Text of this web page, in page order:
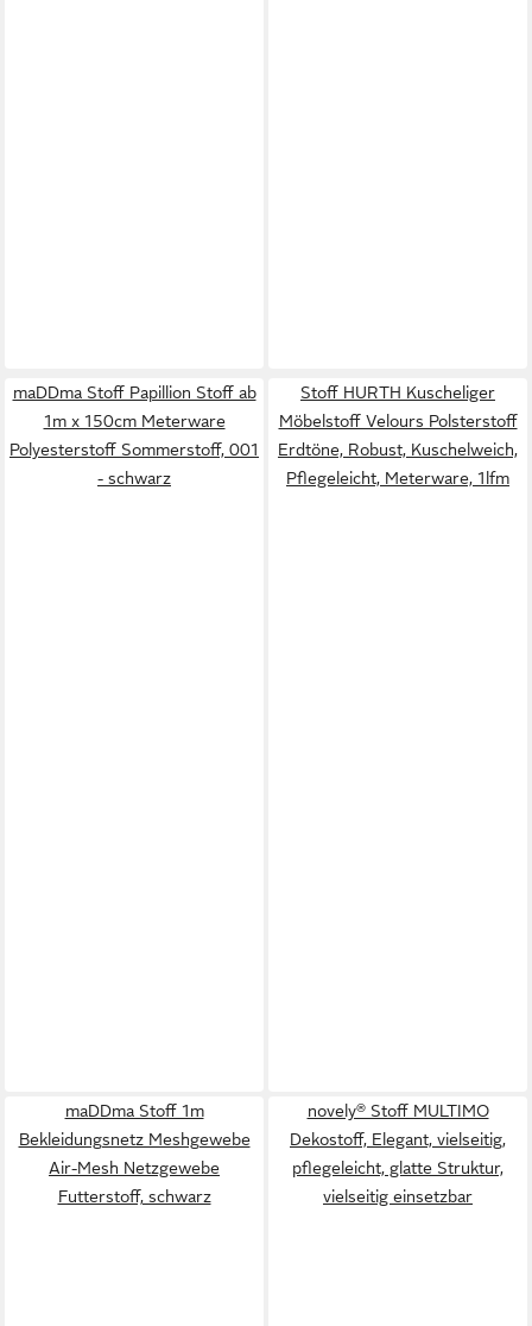
maDDma Stoff Papillion Stoff ab
1m x 150cm Meterware
Polyesterstoff Sommerstoff, 001
- schwarz
Stoff HURTH Kuscheliger
Möbelstoff Velours Polsterstoff
Erdtöne, Robust, Kuschelweich,
Pflegeleicht, Meterware, 1lfm
maDDma Stoff 1m
Bekleidungsnetz Meshgewebe
Air-Mesh Netzgewebe
Futterstoff, schwarz
novely® Stoff MULTIMO
Dekostoff, Elegant, vielseitig,
pflegeleicht, glatte Struktur,
vielseitig einsetzbar